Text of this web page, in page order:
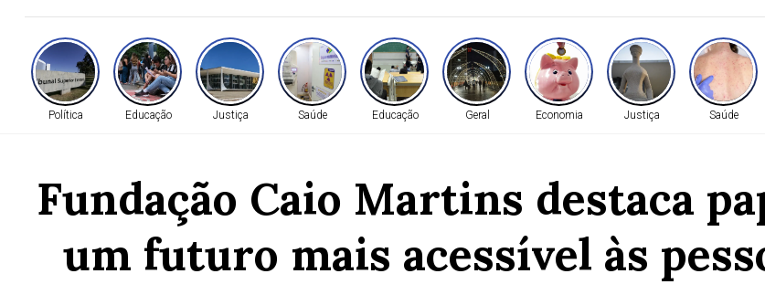
Política Educação Justiça Saúde Educação Geral Economia Justiça Saúde
Fundação Caio Martins destaca
um futuro mais acessível às